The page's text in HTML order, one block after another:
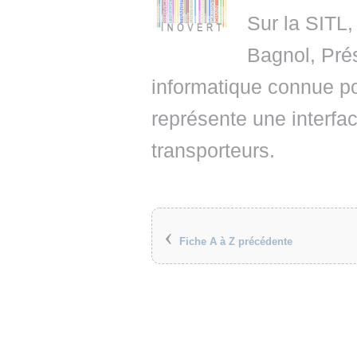
Sur la
Bagnol,
informatique connue
représente une
transporteurs.
‹ Fiche A à Z précédente